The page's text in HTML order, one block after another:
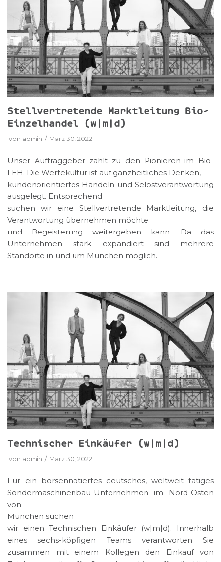
Stellvertretende Marktleitung Bio-
Einzelhandel (w|m|d)
von admin März 30, 2022
Unser Auftraggeber zählt zu den Pionieren im Bio-
LEH. Die Wertekultur ist auf ganzheitliches Denken,
kundenorientiertes Handeln und Selbstverantwortung
ausgelegt. Entsprechend
suchen wir eine Stellvertretende Marktleitung, die
Verantwortung übernehmen möchte
und Begeisterung weitergeben kann. Da das
Unternehmen stark expandiert sind mehrere
Standorte in und um München möglich.
Technischer Einkäufer (w|m|d)
von admin März 30, 2022
Für ein börsennotiertes deutsches, weltweit tätiges
Sondermaschinenbau-Unternehmen im Nord-Osten
von
München suchen
wir einen Technischen Einkäufer (w|m|d). Innerhalb
eines sechs-köpfigen Teams verantworten Sie
zusammen mit einem Kollegen den Einkauf von